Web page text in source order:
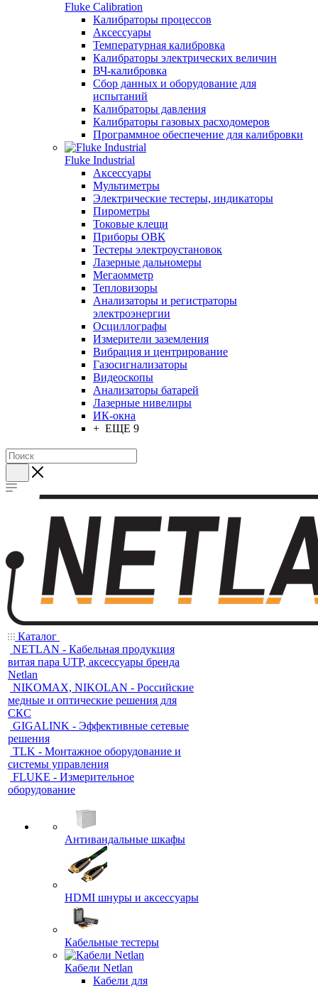
Fluke Calibration
Калибраторы процессов
Аксессуары
Температурная калибровка
Калибраторы электрических величин
ВЧ-калибровка
Сбор данных и оборудование для
испытаний
Калибраторы давления
Калибраторы газовых расходомеров
Программное обеспечение для калибровки
Fluke Industrial
Аксессуары
Мультиметры
Электрические тестеры, индикаторы
Пирометры
Токовые клещи
Приборы ОВК
Тестеры электроустановок
Лазерные дальномеры
Мегаомметр
Тепловизоры
Анализаторы и регистраторы
электроэнергии
Осциллографы
Измерители заземления
Вибрация и центрирование
Газосигнализаторы
Видеоскопы
Анализаторы батарей
Лазерные нивелиры
ИК-окна
+ ЕЩЕ 9
Каталог
NETLAN - Кабельная продукция
витая пара UTP, аксессуары бренда
Netlan
NIKOMAX, NIKOLAN - Российские
медные и оптические решения для
СКС
GIGALINK - Эффективные сетевые
решения
TLK - Монтажное оборудование и
системы управления
FLUKE - Измерительное
оборудование
Антивандальные шкафы
HDMI шнуры и аксессуары
Кабельные тестеры
Кабели Netlan
Кабели для